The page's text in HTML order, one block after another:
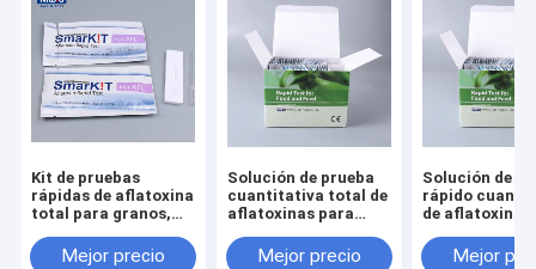
Kit de pruebas
rápidas de aflatoxina
total para granos,
cacahuetes.
Mejor precio
Solución de prueba
cuantitativa total de
aflatoxinas para
Mejor precio
Solución de
rápido
de aflatoxina
cereales y
Mejor